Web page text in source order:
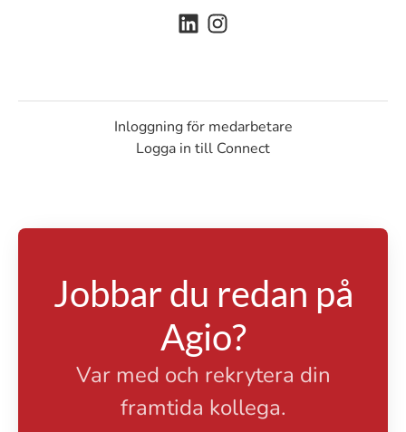
Inloggning för medarbetare
Logga in till Connect
Jobbar du redan på
Agio?
Var med och rekrytera din
framtida kollega.